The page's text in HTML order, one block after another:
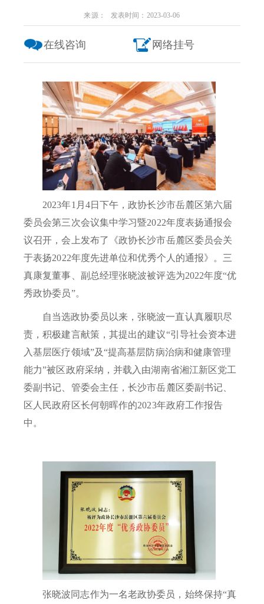
来源： 发表时间：2023-03-06
在线咨询 网络挂号
2023年1月4日下午，政协长沙市岳麓区第六届
委员会第三次会议集中学习暨2022年度表扬通报会
议召开，会上发布了《政协长沙市岳麓区委员会关
于表扬2022年度先进单位和优秀个人的通报》。 三
真康复董事、副总经理张晓波被评选为2022年度“优
秀政协委员”。
自当选政协委员以来， 张晓波一直认真履职尽
责，积极建言献策，其提出的建议“引导社会资本进
入基层医疗领域”及“提高基层防病治病和健康管理
能力”被区政府采纳，并载入由湖南省湘江新区党工
委副书记、管委会主任，长沙市岳麓区委副书记、
区人民政府区长何朝晖作的2023年政府工作报告
中。
张晓波同志作为一名老政协委员，始终保持“真